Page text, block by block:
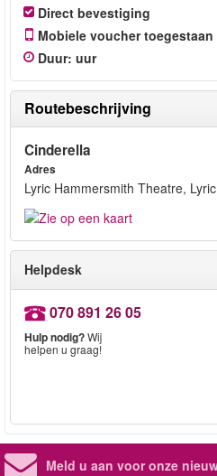
Direct bevestiging
Mobiele voucher toegestaan
Duur: uur
Routebeschrijving
Cinderella
Adres
Lyric Hammersmith Theatre,
Helpdesk
070 891 26 05
Hulp nodig?Wij
helpen u graag!
Meld u aan voor onze